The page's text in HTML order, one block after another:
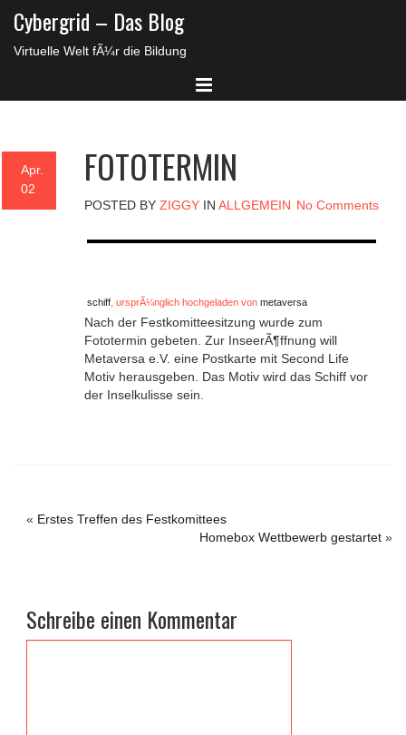
Cybergrid – Das Blog
Virtuelle Welt fÃ¼r die Bildung
Apr.
02
FOTOTERMIN
POSTED BY ZIGGYIN ALLGEMEIN No Comments
schiff, ursprÃ¼nglich hochgeladen von metaversa
Nach der Festkomitteesitzung wurde zum
Fototermin gebeten. Zur InseerÃ¶ffnung will
Metaversa e.V. eine Postkarte mit Second Life
Motiv herausgeben. Das Motiv wird das Schiff vor
der Inselkulisse sein.
« Erstes Treffen des Festkomittees
Homebox Wettbewerb gestartet »
Schreibe einen Kommentar